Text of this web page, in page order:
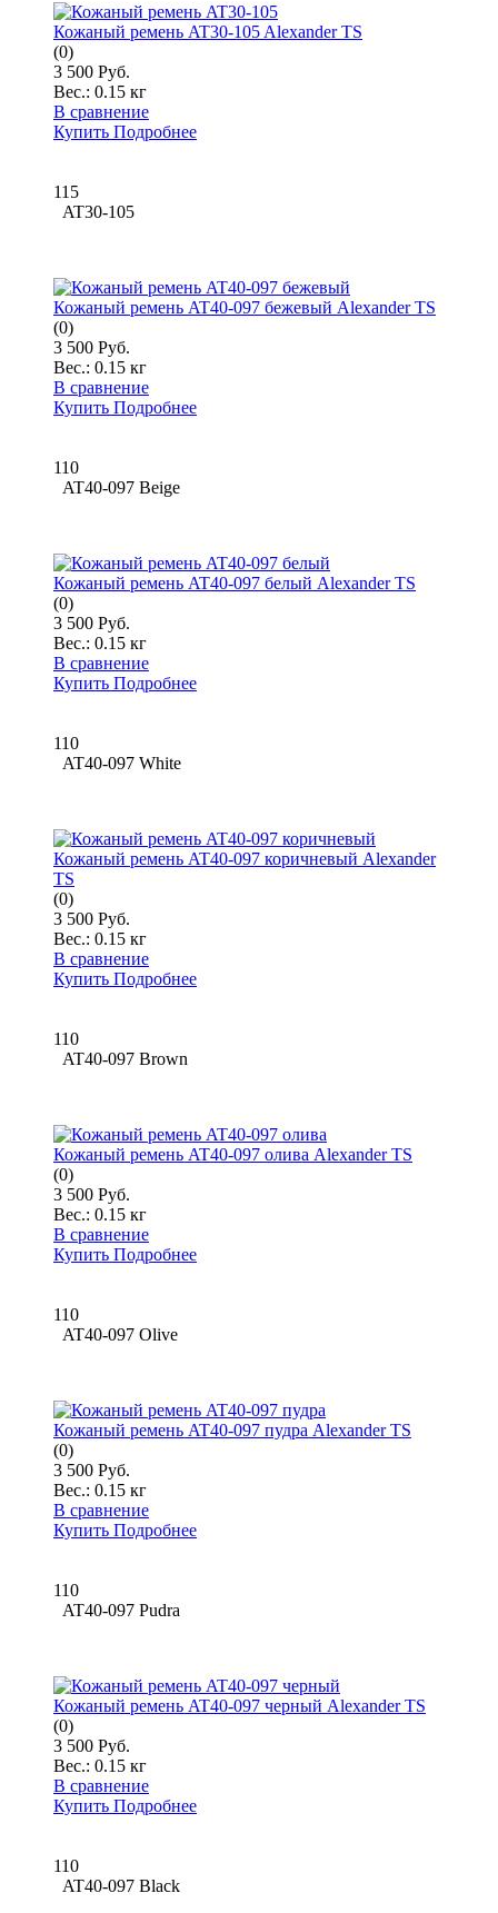
Кожаный ремень AT30-105 Alexander TS
(0)
3 500 Руб.
Вес.: 0.15 кг
В сравнение
Купить Подробнее
115
AT30-105
Кожаный ремень AT40-097 бежевый Alexander TS
(0)
3 500 Руб.
Вес.: 0.15 кг
В сравнение
Купить Подробнее
110
AT40-097 Beige
Кожаный ремень AT40-097 белый Alexander TS
(0)
3 500 Руб.
Вес.: 0.15 кг
В сравнение
Купить Подробнее
110
AT40-097 White
Кожаный ремень AT40-097 коричневый Alexander
TS
(0)
3 500 Руб.
Вес.: 0.15 кг
В сравнение
Купить Подробнее
110
AT40-097 Brown
Кожаный ремень AT40-097 олива Alexander TS
(0)
3 500 Руб.
Вес.: 0.15 кг
В сравнение
Купить Подробнее
110
AT40-097 Olive
Кожаный ремень AT40-097 пудра Alexander TS
(0)
3 500 Руб.
Вес.: 0.15 кг
В сравнение
Купить Подробнее
110
AT40-097 Pudra
Кожаный ремень AT40-097 черный Alexander TS
(0)
3 500 Руб.
Вес.: 0.15 кг
В сравнение
Купить Подробнее
110
AT40-097 Black